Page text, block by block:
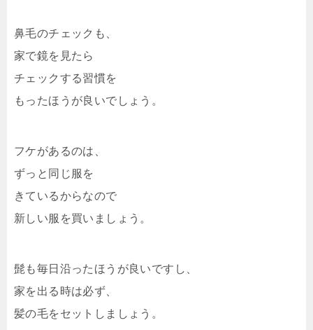
鼻毛のチェックも、
家で鏡を見たら
チェックする習慣を
もったほうが良いでしょう。
フケがあるのは、
ずっと同じ服を
きているからなので
新しい服を買いましょう。
髭も毎日沿ったほうが良いですし、
家を出る時は必ず、
髪の毛をセットしましょう。